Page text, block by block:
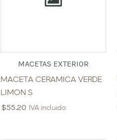
MACETAS EXTERIOR
MACETA CERAMICA VERDE
LIMON S
$55.20 IVA incluido